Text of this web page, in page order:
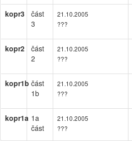
kopr3
část
3
21.10.2005
???
kopr2
část
2
21.10.2005
???
kopr1b část
1b
21.10.2005
???
kopr1a 1a
část
21.10.2005
???